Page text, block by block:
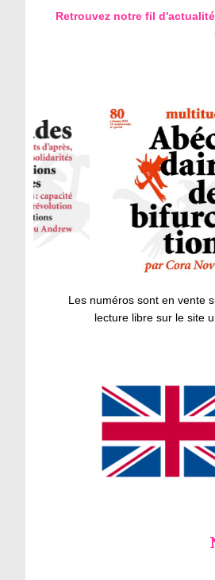
Retrouvez notre fil d'actualité
Les numéros sont en vente
lecture libre sur le site